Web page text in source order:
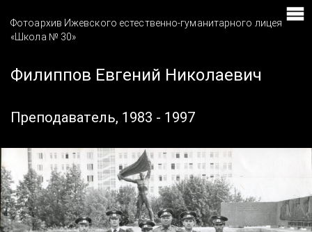
Фотоархив Ижевского естественно-гуманитарного лицея
«Школа № 30»
Филиппов Евгений Николаевич
Преподаватель, 1983 - 1997